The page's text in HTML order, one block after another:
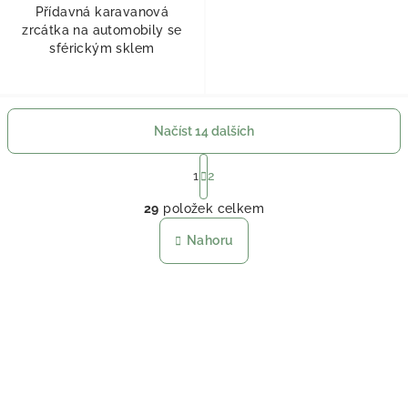
Přídavná karavanová
zrcátka na automobily se
sférickým sklem
Ovládací prvky výpisu
Načíst 14 dalších
Stránkování
1 2
29 položek celkem
Nahoru